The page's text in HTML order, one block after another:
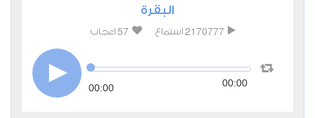
البقرة
2170777 استماع 57 اعجاب
00:00 00:00